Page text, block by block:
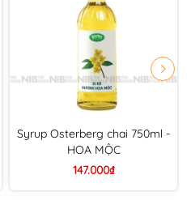
Syrup Osterberg chai 750ml -
HOA MỘC
147.000₫